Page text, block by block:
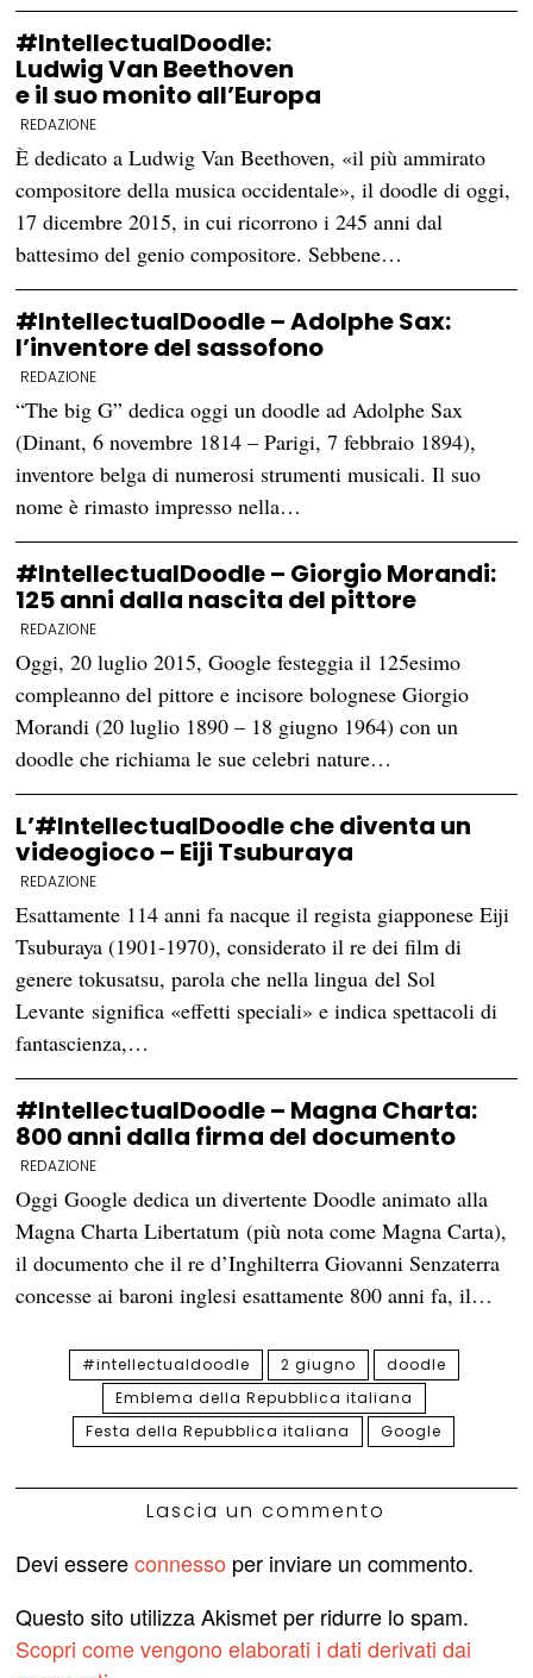
#IntellectualDoodle:
Ludwig Van Beethoven
e il suo monito all’Europa
REDAZIONE
È dedicato a Ludwig Van Beethoven, «il più ammirato
compositore della musica occidentale», il doodle di oggi,
17 dicembre 2015, in cui ricorrono i 245 anni dal
battesimo del genio compositore. Sebbene…
#IntellectualDoodle – Adolphe Sax:
l’inventore del sassofono
REDAZIONE
“The big G” dedica oggi un doodle ad Adolphe Sax
(Dinant, 6 novembre 1814 – Parigi, 7 febbraio 1894),
inventore belga di numerosi strumenti musicali. Il suo
nome è rimasto impresso nella…
#IntellectualDoodle – Giorgio Morandi:
125 anni dalla nascita del pittore
REDAZIONE
Oggi, 20 luglio 2015, Google festeggia il 125esimo
compleanno del pittore e incisore bolognese Giorgio
Morandi (20 luglio 1890 – 18 giugno 1964) con un
doodle che richiama le sue celebri nature…
L’#IntellectualDoodle che diventa un
videogioco – Eiji Tsuburaya
REDAZIONE
Esattamente 114 anni fa nacque il regista giapponese Eiji
Tsuburaya (1901-1970), considerato il re dei film di
genere tokusatsu, parola che nella lingua del Sol
Levante significa «effetti speciali» e indica spettacoli di
fantascienza,…
#IntellectualDoodle – Magna Charta:
800 anni dalla firma del documento
REDAZIONE
Oggi Google dedica un divertente Doodle animato alla
Magna Charta Libertatum (più nota come Magna Carta),
il documento che il re d’Inghilterra Giovanni Senzaterra
concesse ai baroni inglesi esattamente 800 anni fa, il…
#intellectualdoodle 2 giugno
doodle
Emblema della Repubblica italiana
Festa della Repubblica italiana
Google
Lascia un commento
Devi essereconnesso per inviare un commento.
Questo sito utilizza Akismet per ridurre lo spam.
Scopri come vengono elaborati i dati derivati dai